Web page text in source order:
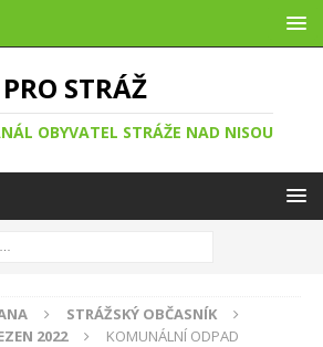
PRO STRÁŽ
OBYVATEL STRÁŽE NAD NISOU
STRÁŽSKÝ OBČASNÍK
2022 KOMUNÁLNÍ ODPAD